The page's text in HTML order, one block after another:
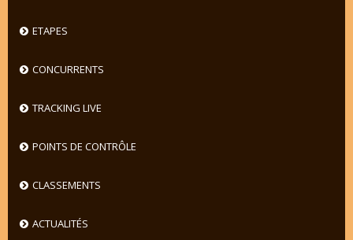
ETAPES
CONCURRENTS
TRACKING LIVE
POINTS DE CONTRÔLE
CLASSEMENTS
ACTUALITÉS